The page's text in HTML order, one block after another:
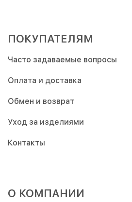
ПОКУПАТЕЛЯМ
Часто задаваемые вопросы
Оплата и доставка
Обмен и возврат
Уход за изделиями
Контакты
О КОМПАНИИ